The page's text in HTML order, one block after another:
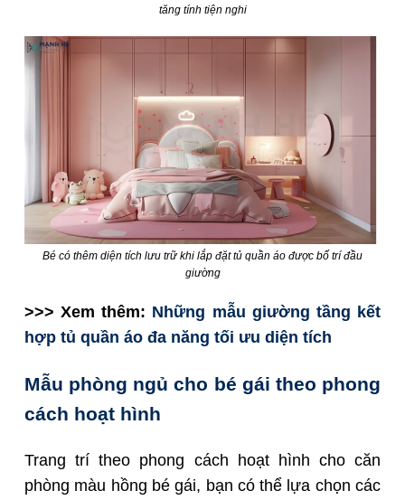
tăng tính tiện nghi
Bé có thêm diện tích lưu trữ khi lắp đặt tủ quần áo được bố trí đầu
giường
>>> Xem thêm: Những mẫu giường tầng kết
hợp tủ quần áo đa năng tối ưu diện tích
Mẫu phòng ngủ cho bé gái theo phong
cách hoạt hình
Trang trí theo phong cách hoạt hình cho căn
phòng màu hồng bé gái, bạn có thể lựa chọn các